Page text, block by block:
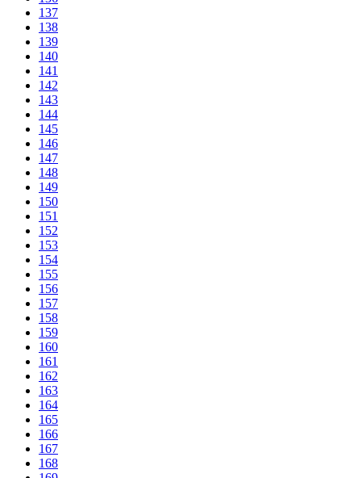
137
138
139
140
141
142
143
144
145
146
147
148
149
150
151
152
153
154
155
156
157
158
159
160
161
162
163
164
165
166
167
168